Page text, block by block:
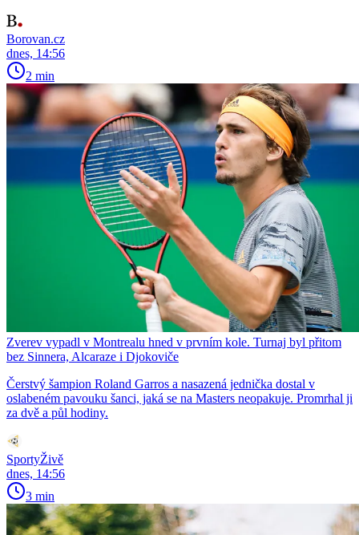
Borovan.cz
dnes, 14:56
2 min
Zverev vypadl v Montrealu hned v prvním kole. Turnaj byl přitom
bez Sinnera, Alcaraze i Djokoviče
Čerstvý šampion Roland Garros a nasazená jednička dostal v
oslabeném pavouku šanci, jaká se na Masters neopakuje. Promrhal ji
za dvě a půl hodiny.
SportyŽivě
dnes, 14:56
3 min